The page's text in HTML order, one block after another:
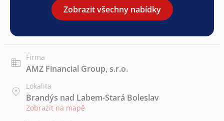
Zobrazit všechny nabídky
Firma
AMZ Financial Group, s.r.o.
Lokalita
Brandýs nad Labem-Stará Boleslav
Zobrazit na mapě